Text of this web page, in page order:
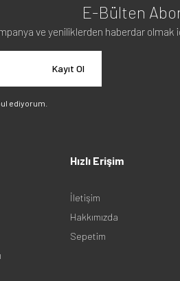
E-Bülten
ve yeniliklerden haberdar
Kayıt Ol
ediyorum.
Hızlı Erişim
İletişim
Hakkımızda
Sepetim